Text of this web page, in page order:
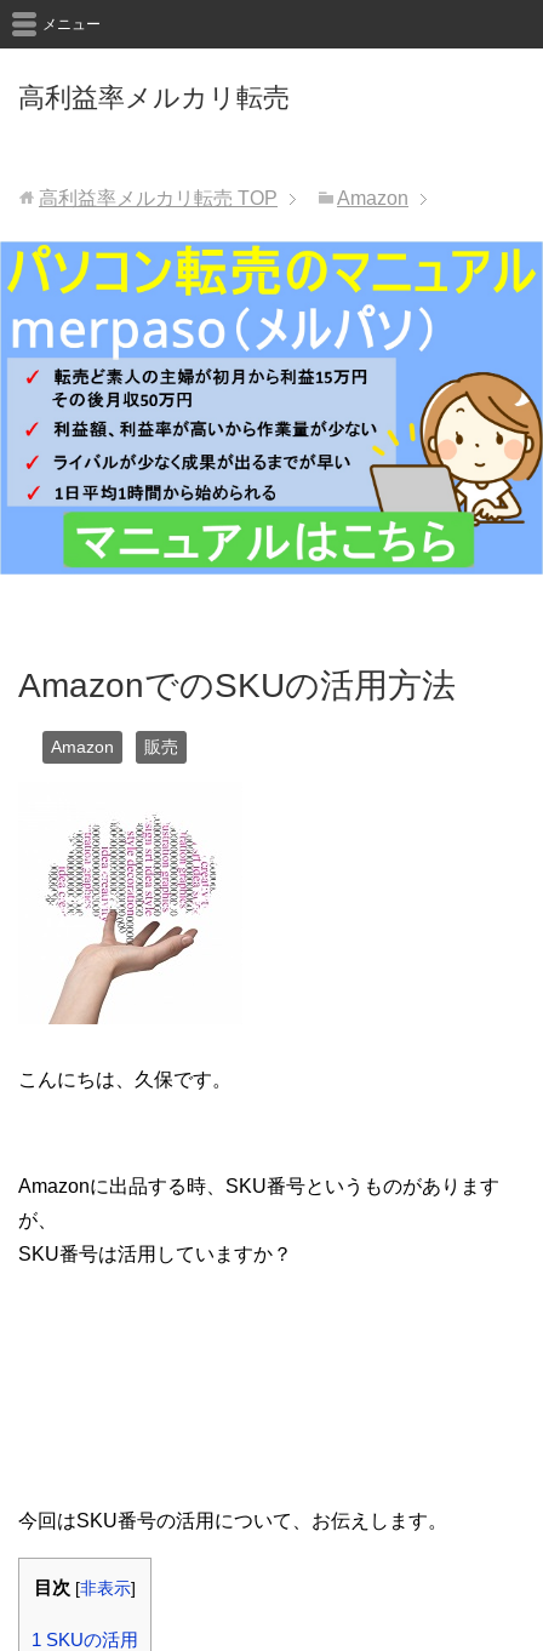
高利益率メルカリ転売
メニュー
高利益率メルカリ転売 TOP Amazon
AmazonでのSKUの活用方法
Amazon 販売
こんにちは、久保です。
Amazonに出品する時、SKU番号というものがあります
が、
SKU番号は活用していますか？
今回はSKU番号の活用について、お伝えします。
目次 [非表示]
1 SKUの活用